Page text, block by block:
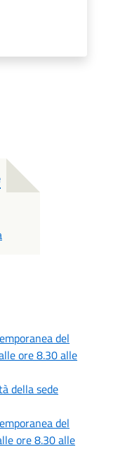
del
ore 8.30 alle
della sede
del
ore 8.30 alle